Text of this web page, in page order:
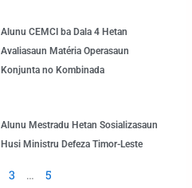
Alunu CEMCI ba Dala 4 Hetan
Avaliasaun Matéria Operasaun
Konjunta no Kombinada
Alunu Mestradu Hetan Sosializasaun
Husi Ministru Defeza Timor-Leste
3 … 5